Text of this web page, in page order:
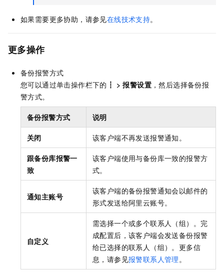
如果需要更多协助，请参见在线技术支持。
更多操作
备份报警方式
您可以通过单击操作栏下的 ┇ >报警设置 ，然后选择备份报
警方式。
备份报警方式 说明
关闭 该客户端不再发送报警通知。
跟备份库报警一
致
该客户端使用与备份库一致的报警方
式。
通知主账号
该客户端的备份报警通知会以邮件的
形式发送给阿里云账号。
自定义
需选择一个或多个联系人（组）。完
成配置后，该客户端会发送备份报警
给已选择的联系人（组）。更多信
息，请参见报警联系人管理。